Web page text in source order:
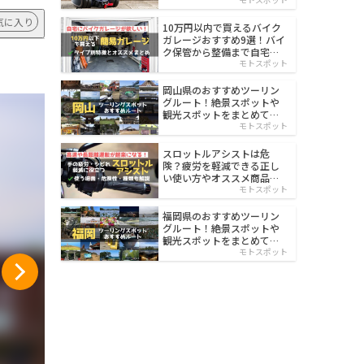
に入り
10万円以内で買えるバイク
ガレージおすすめ9選！バイ
ク保管から整備まで自宅で
モトスポット
岡山県のおすすめツーリン
グルート！絶景スポットや
観光スポットをまとめて紹
モトスポット
スロットルアシストは危
険？疲労を軽減できる正し
い使い方やオススメ商品を
モトスポット
福岡県のおすすめツーリン
グルート！絶景スポットや
観光スポットをまとめて紹
モトスポット